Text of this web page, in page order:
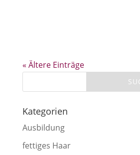
« Ältere Einträge
Kategorien
Ausbildung
fettiges Haar